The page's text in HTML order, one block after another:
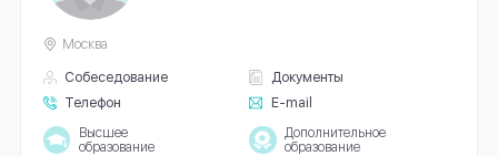
Собеседование
Документы
Телефон
E-mail
Москва
Высшее
образование
Дополнительное
образование